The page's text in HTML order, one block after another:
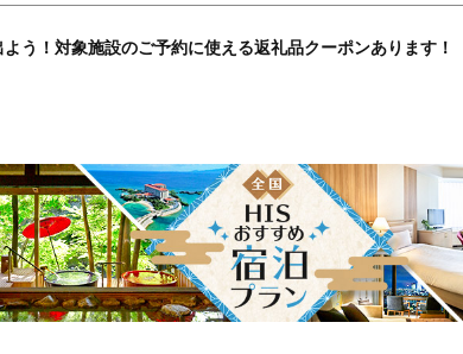
う！対象施設のご予約に使える返礼品クーポンあります！